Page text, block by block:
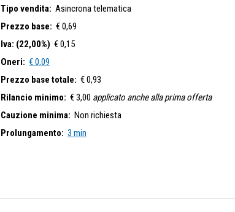
Tipo vendita: Asincrona telematica
Prezzo base: € 0,69
Iva: (22,00%) € 0,15
Oneri: € 0,09
Prezzo base totale: € 0,93
Rilancio minimo: € 3,00 applicato anche alla prima offerta
Cauzione minima: Non richiesta
Prolungamento: 3 min